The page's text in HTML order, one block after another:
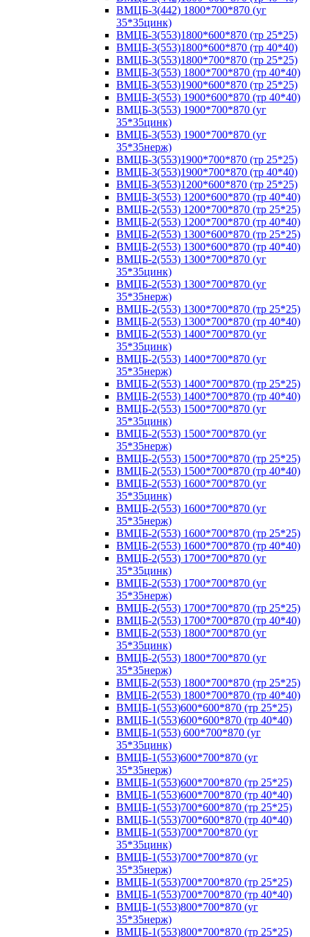
ВМЦБ-3(442) 1800*700*870 (уг
35*35цинк)
ВМЦБ-3(553)1800*600*870 (тр 25*25)
ВМЦБ-3(553)1800*600*870 (тр 40*40)
ВМЦБ-3(553)1800*700*870 (тр 25*25)
ВМЦБ-3(553) 1800*700*870 (тр 40*40)
ВМЦБ-3(553)1900*600*870 (тр 25*25)
ВМЦБ-3(553) 1900*600*870 (тр 40*40)
ВМЦБ-3(553) 1900*700*870 (уг
35*35цинк)
ВМЦБ-3(553) 1900*700*870 (уг
35*35нерж)
ВМЦБ-3(553)1900*700*870 (тр 25*25)
ВМЦБ-3(553)1900*700*870 (тр 40*40)
ВМЦБ-3(553)1200*600*870 (тр 25*25)
ВМЦБ-3(553) 1200*600*870 (тр 40*40)
ВМЦБ-2(553) 1200*700*870 (тр 25*25)
ВМЦБ-2(553) 1200*700*870 (тр 40*40)
ВМЦБ-2(553) 1300*600*870 (тр 25*25)
ВМЦБ-2(553) 1300*600*870 (тр 40*40)
ВМЦБ-2(553) 1300*700*870 (уг
35*35цинк)
ВМЦБ-2(553) 1300*700*870 (уг
35*35нерж)
ВМЦБ-2(553) 1300*700*870 (тр 25*25)
ВМЦБ-2(553) 1300*700*870 (тр 40*40)
ВМЦБ-2(553) 1400*700*870 (уг
35*35цинк)
ВМЦБ-2(553) 1400*700*870 (уг
35*35нерж)
ВМЦБ-2(553) 1400*700*870 (тр 25*25)
ВМЦБ-2(553) 1400*700*870 (тр 40*40)
ВМЦБ-2(553) 1500*700*870 (уг
35*35цинк)
ВМЦБ-2(553) 1500*700*870 (уг
35*35нерж)
ВМЦБ-2(553) 1500*700*870 (тр 25*25)
ВМЦБ-2(553) 1500*700*870 (тр 40*40)
ВМЦБ-2(553) 1600*700*870 (уг
35*35цинк)
ВМЦБ-2(553) 1600*700*870 (уг
35*35нерж)
ВМЦБ-2(553) 1600*700*870 (тр 25*25)
ВМЦБ-2(553) 1600*700*870 (тр 40*40)
ВМЦБ-2(553) 1700*700*870 (уг
35*35цинк)
ВМЦБ-2(553) 1700*700*870 (уг
35*35нерж)
ВМЦБ-2(553) 1700*700*870 (тр 25*25)
ВМЦБ-2(553) 1700*700*870 (тр 40*40)
ВМЦБ-2(553) 1800*700*870 (уг
35*35цинк)
ВМЦБ-2(553) 1800*700*870 (уг
35*35нерж)
ВМЦБ-2(553) 1800*700*870 (тр 25*25)
ВМЦБ-2(553) 1800*700*870 (тр 40*40)
ВМЦБ-1(553)600*600*870 (тр 25*25)
ВМЦБ-1(553)600*600*870 (тр 40*40)
ВМЦБ-1(553) 600*700*870 (уг
35*35цинк)
ВМЦБ-1(553)600*700*870 (уг
35*35нерж)
ВМЦБ-1(553)600*700*870 (тр 25*25)
ВМЦБ-1(553)600*700*870 (тр 40*40)
ВМЦБ-1(553)700*600*870 (тр 25*25)
ВМЦБ-1(553)700*600*870 (тр 40*40)
ВМЦБ-1(553)700*700*870 (уг
35*35цинк)
ВМЦБ-1(553)700*700*870 (уг
35*35нерж)
ВМЦБ-1(553)700*700*870 (тр 25*25)
ВМЦБ-1(553)700*700*870 (тр 40*40)
ВМЦБ-1(553)800*700*870 (уг
35*35нерж)
ВМЦБ-1(553)800*700*870 (тр 25*25)